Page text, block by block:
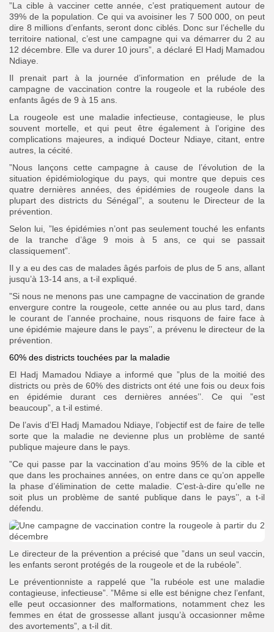
”La cible à vacciner cette année, c’est pratiquement autour de
39% de la population. Ce qui va avoisiner les 7 500 000, on peut
dire 8 millions d’enfants, seront donc ciblés. Donc sur l’échelle du
territoire national, c’est une campagne qui va démarrer du 2 au
12 décembre. Elle va durer 10 jours”, a déclaré El Hadj Mamadou
Ndiaye.
Il prenait part à la journée d’information en prélude de la
campagne de vaccination contre la rougeole et la rubéole des
enfants âgés de 9 à 15 ans.
La rougeole est une maladie infectieuse, contagieuse, le plus
souvent mortelle, et qui peut être également à l’origine des
complications majeures, a indiqué Docteur Ndiaye, citant, entre
autres, la cécité.
”Nous lançons cette campagne à cause de l’évolution de la
situation épidémiologique du pays, qui montre que depuis ces
quatre dernières années, des épidémies de rougeole dans la
plupart des districts du Sénégal’’, a soutenu le Directeur de la
prévention.
Selon lui, ”les épidémies n’ont pas seulement touché les enfants
de la tranche d’âge 9 mois à 5 ans, ce qui se passait
classiquement”.
Il y a eu des cas de malades âgés parfois de plus de 5 ans, allant
jusqu’à 13-14 ans, a t-il expliqué.
”Si nous ne menons pas une campagne de vaccination de grande
envergure contre la rougeole, cette année ou au plus tard, dans
le courant de l’année prochaine, nous risquons de faire face à
une épidémie majeure dans le pays’’, a prévenu le directeur de la
prévention.
60% des districts touchées par la maladie
El Hadj Mamadou Ndiaye a informé que ”plus de la moitié des
districts ou près de 60% des districts ont été une fois ou deux fois
en épidémie durant ces dernières années’’. Ce qui ”est
beaucoup”, a t-il estimé.
De l’avis d’El Hadj Mamadou Ndiaye, l’objectif est de faire de telle
sorte que la maladie ne devienne plus un problème de santé
publique majeure dans le pays.
”Ce qui passe par la vaccination d’au moins 95% de la cible et
que dans les prochaines années, on entre dans ce qu’on appelle
la phase d’élimination de cette maladie. C’est-à-dire qu’elle ne
soit plus un problème de santé publique dans le pays’’, a t-il
défendu.
Le directeur de la prévention a précisé que ”dans un seul vaccin,
les enfants seront protégés de la rougeole et de la rubéole”.
Le préventionniste a rappelé que ”la rubéole est une maladie
contagieuse, infectieuse”. ”Même si elle est bénigne chez l’enfant,
elle peut occasionner des malformations, notamment chez les
femmes en état de grossesse allant jusqu’à occasionner même
des avortements”, a t-il dit.